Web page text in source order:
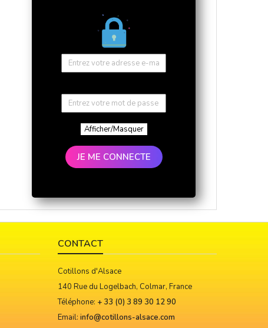
Afficher/Masquer
JE ME CONNECTE
CONTACT
Cotillons d'Alsace
140 Rue du Logelbach, Colmar, France
Téléphone: + 33 (0) 3 89 30 12 90
Email: info@cotillons-alsace.com